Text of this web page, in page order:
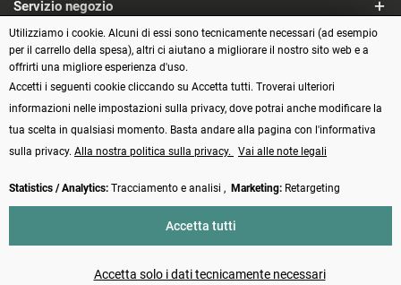
Servizio negozio
Informazioni
Metodi di pagamento
Vertrag widerrufen
non diversamente indicato
Utilizziamo i cookie. Alcuni di essi sono tecnicamente necessari (ad esempio
per il carrello della spesa), altri ci aiutano a migliorare il nostro sito web e a
offrirti una migliore esperienza d'uso.
Accetti i seguenti cookie cliccando su Accetta tutti. Troverai ulteriori
informazioni nelle impostazioni sulla privacy, dove potrai anche modificare la
tua scelta in qualsiasi momento. Basta andare alla pagina con l'informativa
sulla privacy. Alla nostra politica sulla privacy. Vai alle note legali
Statistics / Analytics: Tracciamento e analisi , Marketing: Retargeting
Accetta solo i dati tecnicamente necessari
Accetta tutti